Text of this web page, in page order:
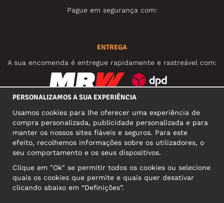
Pague em segurança com:
ENTREGA
A sua encomenda é entregue rapidamente e rastreável com:
MORADA COMERCIAL
Narva mnt 5, EE-10117 Tallinn
Reg: 12356245
PERSONALIZAMOS A SUA EXPERIÊNCIA
Usamos cookies para lhe oferecer uma experiência de
compra personalizada, publicidade personalizada e para
manter os nossos sites fiáveis e seguros. Para este
efeito, recolhemos informações sobre os utilizadores, o
seu comportamento e os seus dispositivos.
Clique em "Ok" se permitir todos os cookies ou selecione
quais os cookies que permite e quais quer desativar
clicando abaixo em “Definições”.